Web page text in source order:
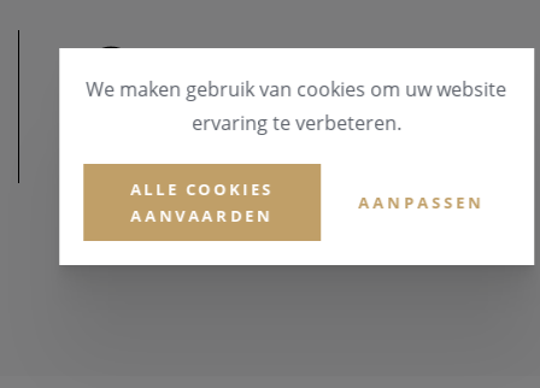
AFMETINGEN
We maken gebruik van cookies om uw website
ervaring te verbeteren.
ALLE COOKIES
AANVAARDEN
AANPASSEN